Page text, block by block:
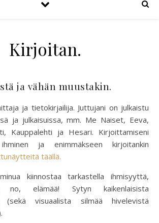
Kirjoitan.
ja vähän muustakin.
ja julkaisuissa, mm. Me Naiset, Eeva,
Kauppalehti ja Hesari. Kirjoittamiseni
ja enimmäkseen kirjoitankin
täällä.
kiinnostaa tarkastella ihmisyyttä,
no, elämää! Sytyn kaikenlaisista
(sekä visuaalista silmää hivelevistä